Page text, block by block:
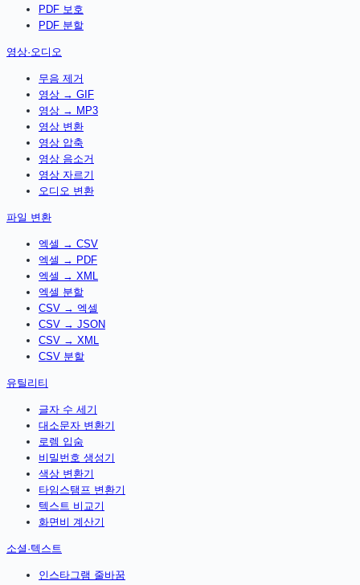
PDF 보호
PDF 분할
영상·오디오
무음 제거
영상 → GIF
영상 → MP3
영상 변환
영상 압축
영상 음소거
영상 자르기
오디오 변환
파일 변환
엑셀 → CSV
엑셀 → PDF
엑셀 → XML
엑셀 분할
CSV → 엑셀
CSV → JSON
CSV → XML
CSV 분할
유틸리티
글자 수 세기
대소문자 변환기
로렘 입숨
비밀번호 생성기
색상 변환기
타임스탬프 변환기
텍스트 비교기
화면비 계산기
소셜·텍스트
인스타그램 줄바꿈